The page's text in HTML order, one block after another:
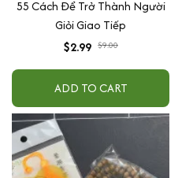
55 Cách Để Trở Thành Người
Giỏi Giao Tiếp
$2.99 $9.00
ADD TO CART